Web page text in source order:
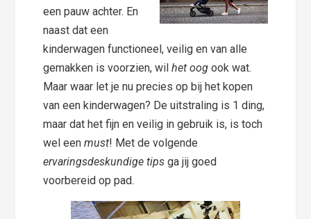
een pauw achter. En
naast dat een
kinderwagen functioneel, veilig en van alle
gemakken is voorzien, wilhet oogook wat.
Maar waar let je nu precies op bij het kopen
van een kinderwagen? De uitstraling is 1 ding,
maar dat het fijn en veilig in gebruik is, is toch
wel eenmust! Met de volgende
ervaringsdeskundige tips ga jij goed
voorbereid op pad.